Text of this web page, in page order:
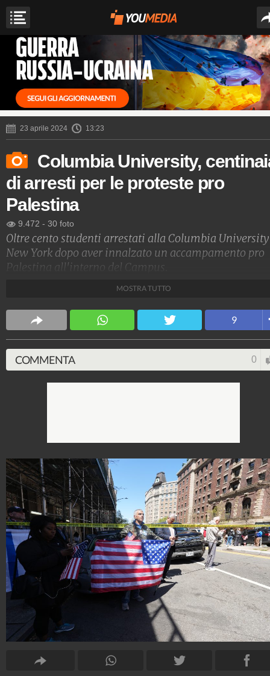
23 aprile 2024 13:23
Columbia University,
di arresti per le proteste pro
Palestina
9.472 - 30 foto
Oltre cento studenti arrestati alla Columbia
New York dopo aver innalzato un accampamento pro
Palestina all'interno del Campus.
MOSTRA TUTTO
9
COMMENTA 0